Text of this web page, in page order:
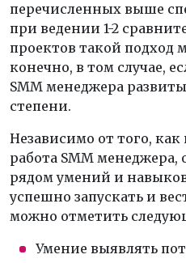
перечисленных выше
при ведении 1-2
проектов такой подход
конечно, в том случае,
SMM менеджера
степени.
Независимо от того,
работа SMM менеджера,
рядом умений и
успешно запускать и
можно отметить
Умение выявлять